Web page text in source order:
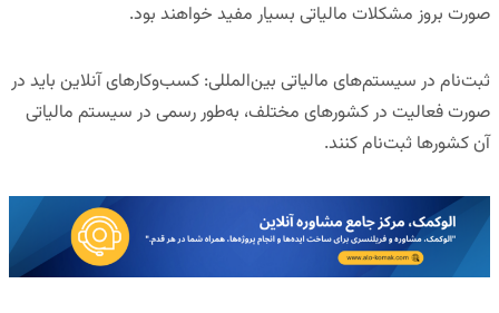
صورت بروز مشکلات مالیاتی بسیار مفید خواهند بود.
ثبت‌نام در سیستم‌های مالیاتی بین‌المللی: کسب‌وکارهای آنلاین باید در
صورت فعالیت در کشورهای مختلف، به‌طور رسمی در سیستم مالیاتی
آن کشورها ثبت‌نام کنند.